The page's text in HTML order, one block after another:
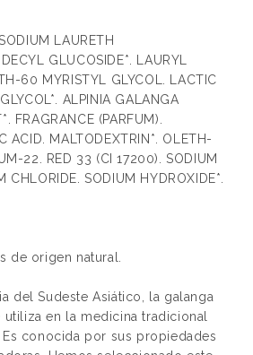
LAURETH
GLUCOSIDE*. LAURYL
60 MYRISTYL GLYCOL. LACTIC
ALPINIA GALANGA
FRAGRANCE (PARFUM).
ACID. MALTODEXTRIN*. OLETH-
22. RED 33 (CI 17200). SODIUM
CHLORIDE. SODIUM HYDROXIDE*.
de origen natural.
del Sudeste Asiático, la galanga
utiliza en la medicina tradicional
conocida por sus propiedades